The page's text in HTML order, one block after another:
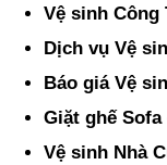
Vệ sinh Công
Dịch vụ Vệ
Báo giá Vệ
Giặt ghế
Vệ sinh Nhà